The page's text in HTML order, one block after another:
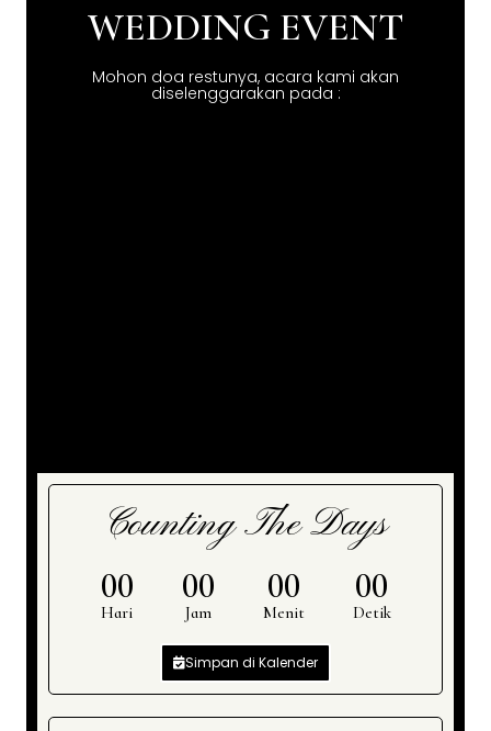
WEDDING EVENT
Mohon doa restunya, acara kami akan
diselenggarakan pada :
Counting The Days
00
Hari
00
Jam
00
Menit
00
Detik
Simpan di Kalender